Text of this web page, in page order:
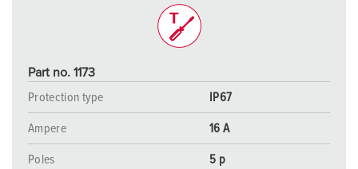
Part no. 1173
Protection type
IP67
Ampere 16 A
Poles 5 p